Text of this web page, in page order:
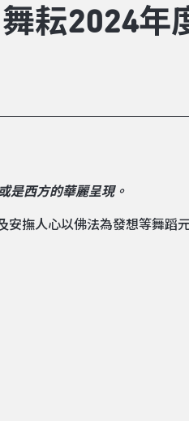
耘2024年
是西方的華麗呈現。
撫人心以佛法為發想等舞蹈